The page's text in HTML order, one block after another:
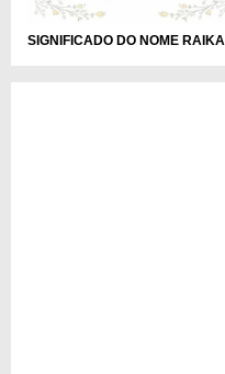
SIGNIFICADO DO NOME RAIKA